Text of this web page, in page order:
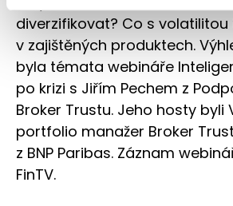
diverzifikovat? Co s volatilitou
v zajištěných produktech.
byla témata webináře
po krizi s Jiřím Pechem z
Broker Trustu. Jeho hosty byli
portfolio manažer Broker
z BNP Paribas. Záznam
FinTV.